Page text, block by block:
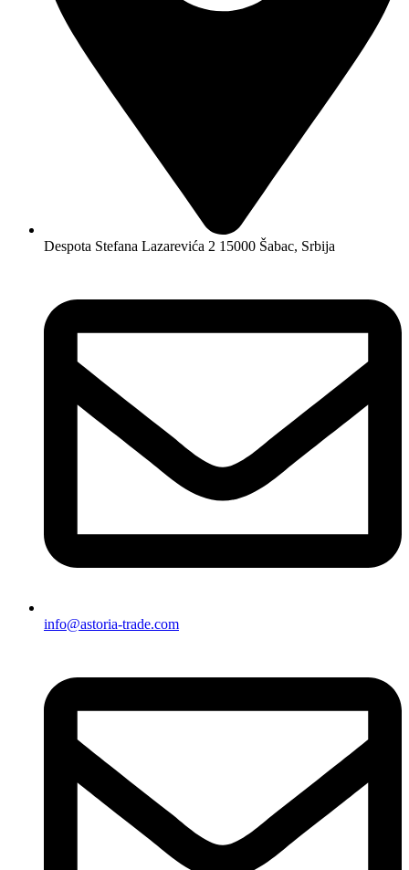
Despota Stefana Lazarevića 2 15000 Šabac, Srbija
info@astoria-trade.com